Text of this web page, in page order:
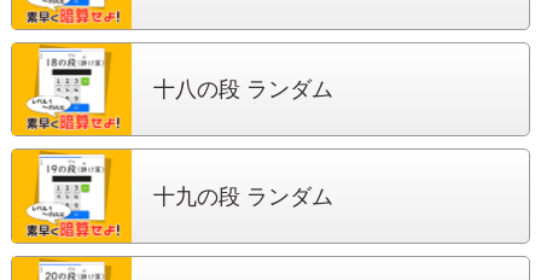
十八の段 ランダム
十九の段 ランダム